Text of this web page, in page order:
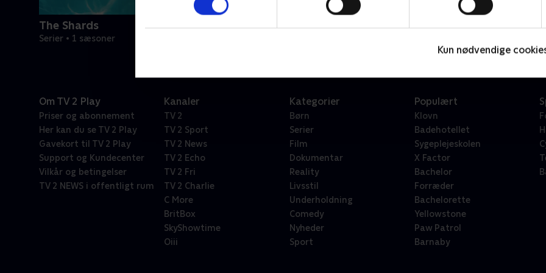
Kun nødvendige
The Shards
Serier • 1 sæsoner
Om TV 2 Play
Priser og abonnement
Her kan du se TV 2 Play
Gavekort til TV 2 Play
Support og Kundecenter
Vilkår og betingelser
TV 2 NEWS i offentligt rum
Kanaler
TV 2
TV 2 Sport
TV 2 News
TV 2 Echo
TV 2 Fri
TV 2 Charlie
C More
BritBox
SkyShowtime
Oiii
Kategorier
Børn
Serier
Film
Dokumentar
Reality
Livsstil
Underholdning
Comedy
Nyheder
Sport
Populært
Klovn
Badehotellet
Sygeplejeskolen
X Factor
Bachelor
Forræder
Bachelorette
Yellowstone
Paw Patrol
Barnaby